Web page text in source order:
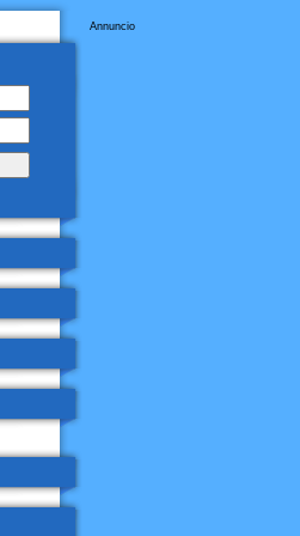
Annuncio